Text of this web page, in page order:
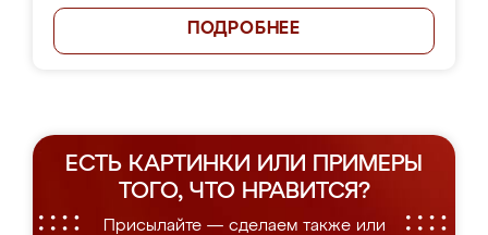
ПОДРОБНЕЕ
ЕСТЬ КАРТИНКИ ИЛИ ПРИМЕРЫ
ТОГО, ЧТО НРАВИТСЯ?
Присылайте — сделаем также или